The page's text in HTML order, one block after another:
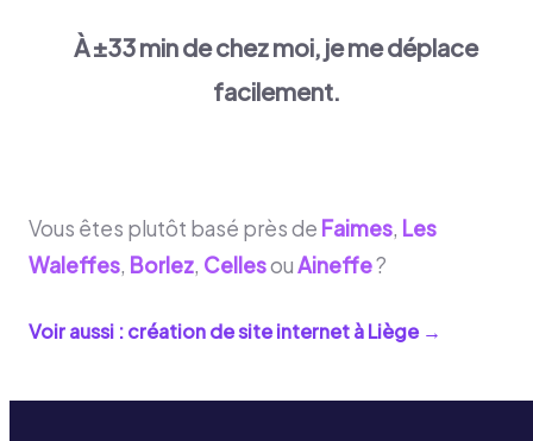
À ±33 min de chez moi, je me déplace
facilement.
Vous êtes plutôt basé près de Faimes, Les
Waleffes, Borlez, CellesouAineffe?
Voir aussi : création de site internet àLiège→